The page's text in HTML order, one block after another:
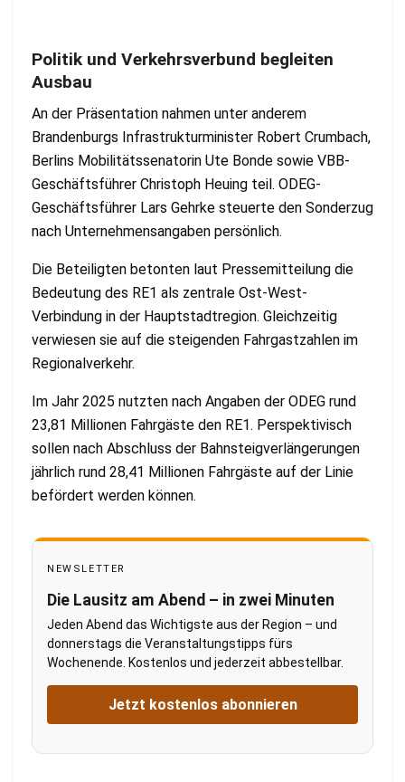
Politik und Verkehrsverbund begleiten
Ausbau
An der Präsentation nahmen unter anderem
Brandenburgs Infrastrukturminister Robert Crumbach,
Berlins Mobilitätssenatorin Ute Bonde sowie VBB-
Geschäftsführer Christoph Heuing teil. ODEG-
Geschäftsführer Lars Gehrke steuerte den Sonderzug
nach Unternehmensangaben persönlich.
Die Beteiligten betonten laut Pressemitteilung die
Bedeutung des RE1 als zentrale Ost-West-
Verbindung in der Hauptstadtregion. Gleichzeitig
verwiesen sie auf die steigenden Fahrgastzahlen im
Regionalverkehr.
Im Jahr 2025 nutzten nach Angaben der ODEG rund
23,81 Millionen Fahrgäste den RE1. Perspektivisch
sollen nach Abschluss der Bahnsteigverlängerungen
jährlich rund 28,41 Millionen Fahrgäste auf der Linie
befördert werden können.
NEWSLETTER
Die Lausitz am Abend – in zwei Minuten
Jeden Abend das Wichtigste aus der Region – und
donnerstags die Veranstaltungstipps fürs
Wochenende. Kostenlos und jederzeit abbestellbar.
Jetzt kostenlos abonnieren